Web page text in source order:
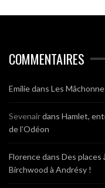
COMMENTAIRES
Emiliedans Les
Sevenairdans Hamlet,
de l’Odéon
Florencedans Des places
Birchwood à Andrésy !